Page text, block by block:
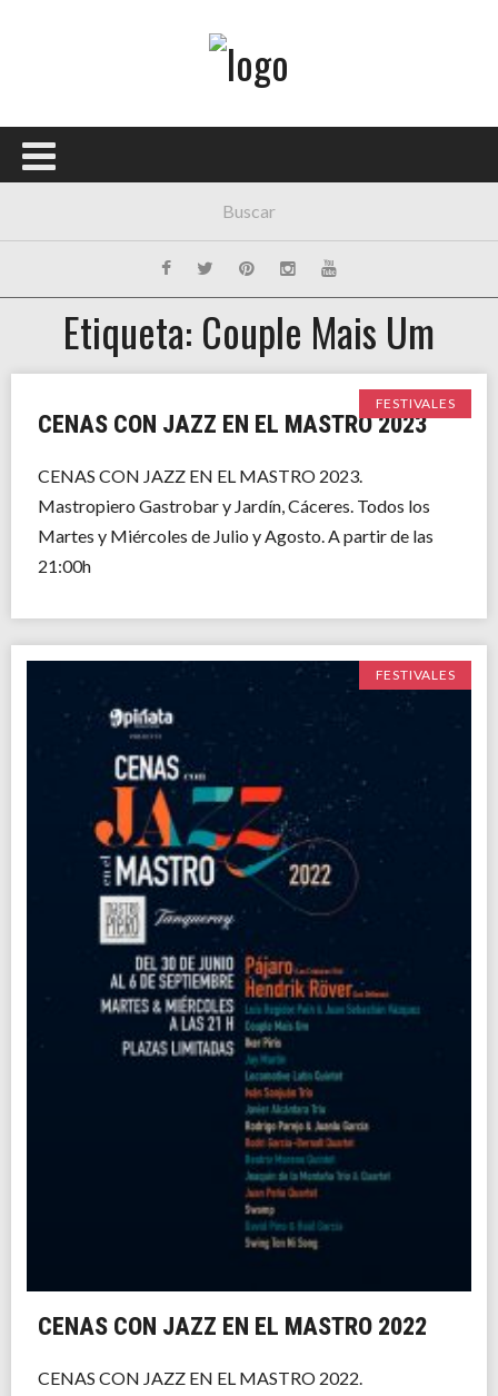
PORTADA
FESTIVALES
EXPOSICIONES
HISTORIAS
Etiqueta: Couple Mais Um
FESTIVALES
CENAS CON JAZZ EN EL MASTRO 2023
CENAS CON JAZZ EN EL MASTRO 2023.
Mastropiero Gastrobar y Jardín, Cáceres. Todos los
Martes y Miércoles de Julio y Agosto. A partir de las
21:00h
FESTIVALES
CENAS CON JAZZ EN EL MASTRO 2022
CENAS CON JAZZ EN EL MASTRO 2022.